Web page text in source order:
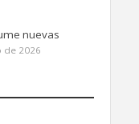
nuevas
de 2026